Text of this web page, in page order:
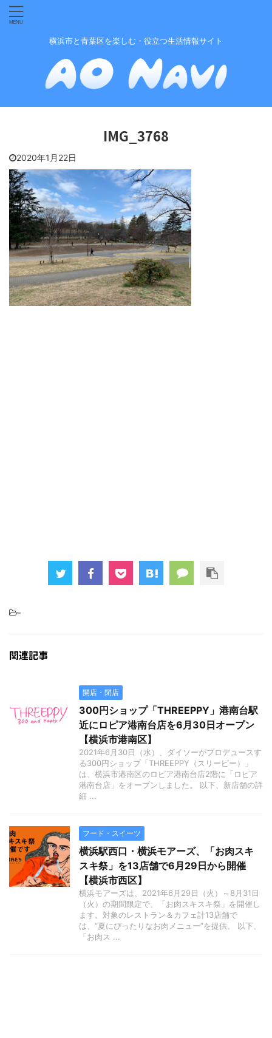
横浜市と青葉区を楽しむ・役立つ生活情報サイト
IMG_3768
2020年1月22日
-
関連記事
開店・閉店
300円ショップ「THREEPPY」港南台駅
近にロピア港南台店を6月30日オープン
【横浜市港南区】
2021年6月30日（水）、ダイソーがプロデュースす
る300円ショップ「THREEPPY（スリーピー）」
は、横浜市港南区のロピア港南台店2階に「ロピア
港南台店」をオープンしました。 以下、新店舗の詳
細 ...
フード・スイーツ
横浜駅西口・横浜モアーズ、「お肉スキ
スキ祭」を13店舗で6月29日から開催
【横浜市西区】
横浜モアーズは、2021年6月29日（火）～8月31日
（火）の期間限定で、「お肉スキスキ祭」を開催し
ます。対象のレストラン＆カフェ計13店舗で
は、“夏にぴったりなお肉メニュー”を提供。 以下、
「お肉ス ...